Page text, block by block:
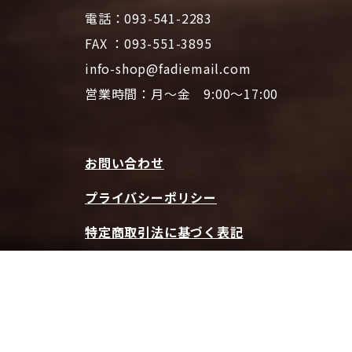
電話：093-541-2283
FAX ：093-551-3895
info-shop@fadiemail.com
営業時間：月～金 9:00～17:00
お問い合わせ
プライバシーポリシー
特定商取引法に基づく表記